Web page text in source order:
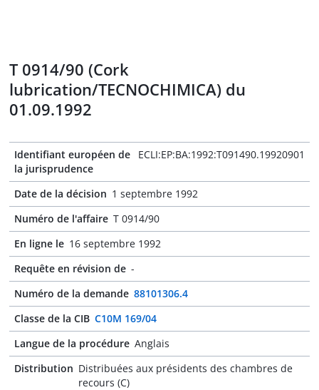
T 0914/90 (Cork
lubrication/TECNOCHIMICA) du
01.09.1992
Identifiant européen de
la jurisprudence
ECLI:EP:BA:1992:T091490.19920901
Date de la décision 1 septembre 1992
Numéro de l'affaire T 0914/90
En ligne le 16 septembre 1992
Requête en révision de -
Numéro de la demande 88101306.4
Classe de la CIB C10M 169/04
Langue de la procédure Anglais
Distribution Distribuées aux présidents des chambres de
recours (C)